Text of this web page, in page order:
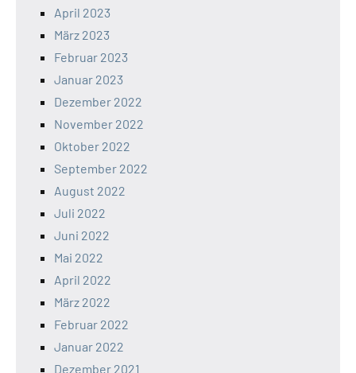
April 2023
März 2023
Februar 2023
Januar 2023
Dezember 2022
November 2022
Oktober 2022
September 2022
August 2022
Juli 2022
Juni 2022
Mai 2022
April 2022
März 2022
Februar 2022
Januar 2022
Dezember 2021